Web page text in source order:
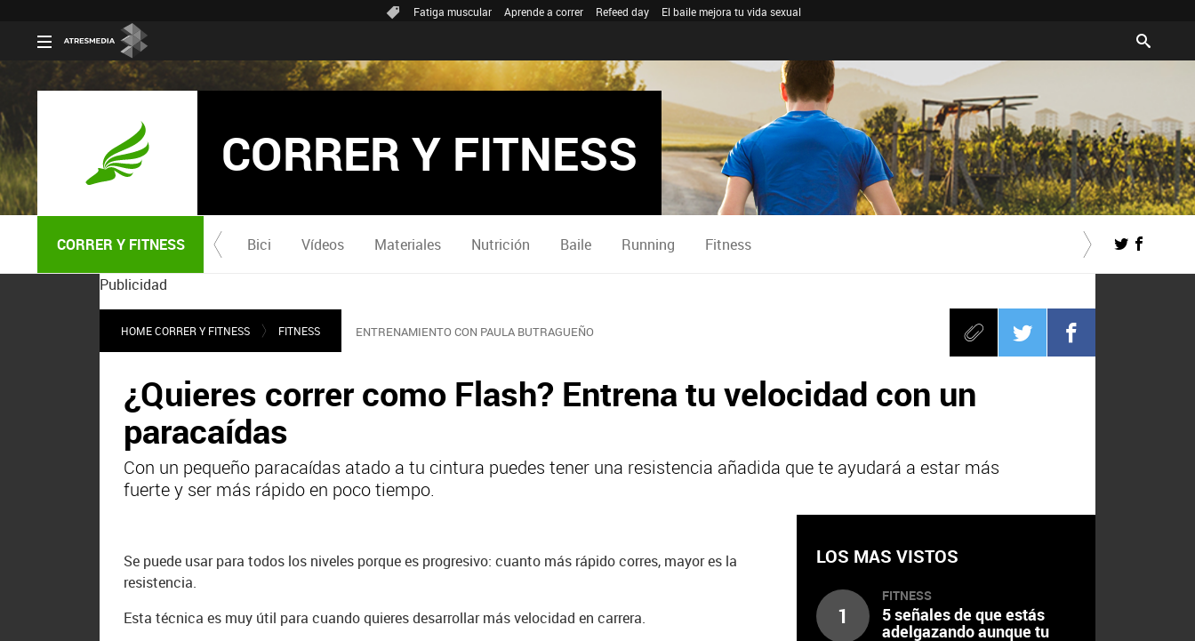
Fatiga muscular Aprende a correr Refeed day El baile mejora tu vida sexual
CORRER Y FITNESS
CORRER Y FITNESS Bici Vídeos Materiales Nutrición Baile Running Fitness
Publicidad
HOME CORRER Y FITNESS FITNESS ENTRENAMIENTO CON PAULA BUTRAGUEÑO
¿Quieres correr como Flash? Entrena tu velocidad con un
paracaídas
Con un pequeño paracaídas atado a tu cintura puedes tener una resistencia añadida que te ayudará a estar más
fuerte y ser más rápido en poco tiempo.
Se puede usar para todos los niveles porque es progresivo: cuanto más rápido corres, mayor es la
resistencia.
Esta técnica es muy útil para cuando quieres desarrollar más velocidad en carrera.
LOS MAS VISTOS
1
FITNESS
5 señales de que estás
adelgazando aunque tu